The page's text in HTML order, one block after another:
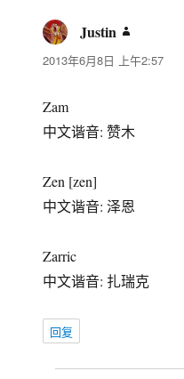
Justin
道：
2013年6月8日 上午2:57
Zam
中文谐音: 赞木
Zen [zen]
中文谐音: 泽恩
Zarric
中文谐音: 扎瑞克
回复